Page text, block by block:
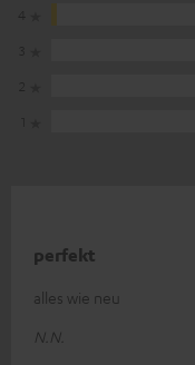
perfekt
alles wie neu
N.N.